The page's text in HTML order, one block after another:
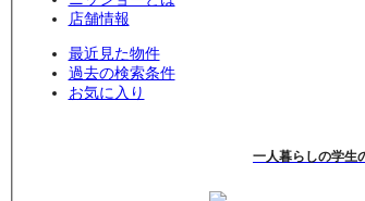
店舗情報
最近見た物件
過去の検索条件
お気に入り
一人暮らしの学生